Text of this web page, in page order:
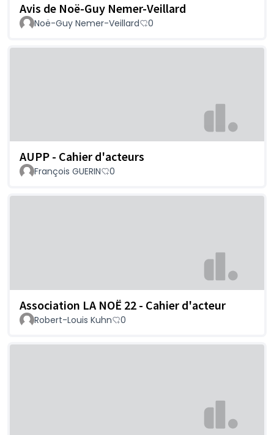
Avis de Noë-Guy Nemer-Veillard
Noë-Guy Nemer-Veillard 0
AUPP - Cahier d'acteurs
François GUERIN 0
Association LA NOË 22 - Cahier d'acteur
Robert-Louis Kuhn 0